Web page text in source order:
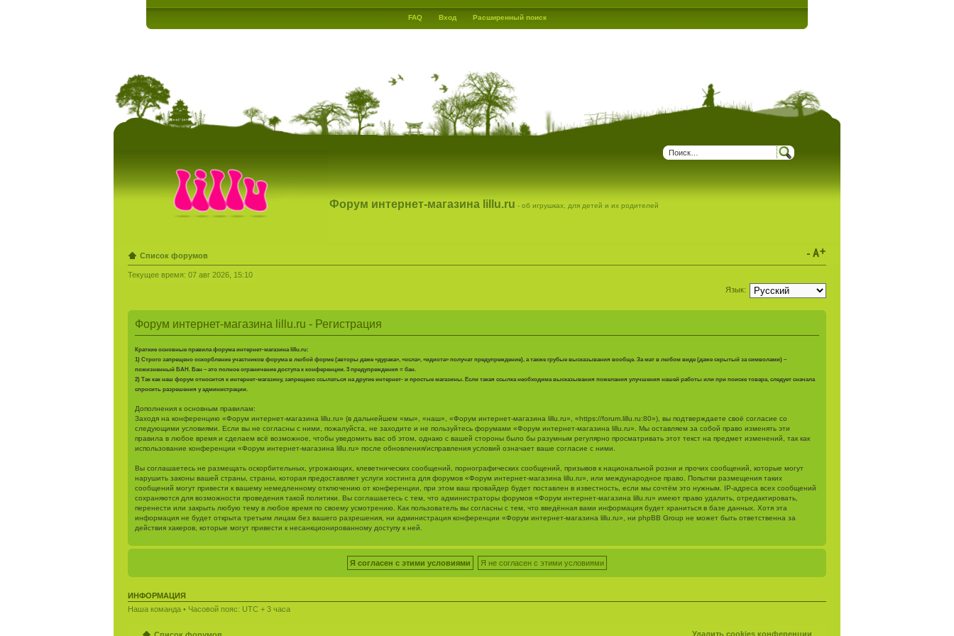
FAQ Вход Расширенный поиск
Форум интернет-магазина lillu.ru - об игрушках, для детей и их родителей
Список форумов
Текущее время: 07 авг 2026, 15:10
Язык:
Форум интернет-магазина lillu.ru - Регистрация
Краткие основные правила форума интернет-магазина lillu.ru:
1) Строго запрещено оскорбление участников форума в любой форме (авторы даже «дурака», «осла», «идиота» получат предупреждение), а также грубые высказывания вообще. За мат в любом виде (даже скрытый за символами) –
пожизненный БАН. Бан – это полное ограничение доступа к конференции. 3 предупреждения = бан.
2) Так как наш форум относится к интернет-магазину, запрещено ссылаться на другие интернет- и простые магазины. Если такая ссылка необходима высказывания пожелания улучшения нашей работы или при поиске товара, следует сначала
спросить разрешения у администрации.
Дополнения к основным правилам:
Заходя на конференцию «Форум интернет-магазина lillu.ru» (в дальнейшем «мы», «наш», «Форум интернет-магазина lillu.ru», «https://forum.lillu.ru:80»), вы подтверждаете своё согласие со
следующими условиями. Если вы не согласны с ними, пожалуйста, не заходите и не пользуйтесь форумами «Форум интернет-магазина lillu.ru». Мы оставляем за собой право изменять эти
правила в любое время и сделаем всё возможное, чтобы уведомить вас об этом, однако с вашей стороны было бы разумным регулярно просматривать этот текст на предмет изменений, так как
использование конференции «Форум интернет-магазина lillu.ru» после обновления/исправления условий означает ваше согласие с ними.
Вы соглашаетесь не размещать оскорбительных, угрожающих, клеветнических сообщений, порнографических сообщений, призывов к национальной розни и прочих сообщений, которые могут
нарушить законы вашей страны, страны, которая предоставляет услуги хостинга для форумов «Форум интернет-магазина lillu.ru», или международное право. Попытки размещения таких
сообщений могут привести к вашему немедленному отключению от конференции, при этом ваш провайдер будет поставлен в известность, если мы сочтём это нужным. IP-адреса всех сообщений
сохраняются для возможности проведения такой политики. Вы соглашаетесь с тем, что администраторы форумов «Форум интернет-магазина lillu.ru» имеют право удалить, отредактировать,
перенести или закрыть любую тему в любое время по своему усмотрению. Как пользователь вы согласны с тем, что введённая вами информация будет храниться в базе данных. Хотя эта
информация не будет открыта третьим лицам без вашего разрешения, ни администрация конференции «Форум интернет-магазина lillu.ru», ни phpBB Group не может быть ответственна за
действия хакеров, которые могут привести к несанкционированному доступу к ней.
ИНФОРМАЦИЯ
Наша команда • Часовой пояс: UTC + 3 часа
Удалить cookies конференции